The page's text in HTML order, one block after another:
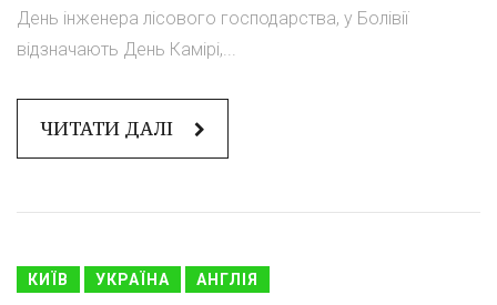
День інженера лісового господарства, у Болівії
відзначають День Камірі,...
ЧИТАТИ ДАЛІ
КИЇВ УКРАЇНА АНГЛІЯ